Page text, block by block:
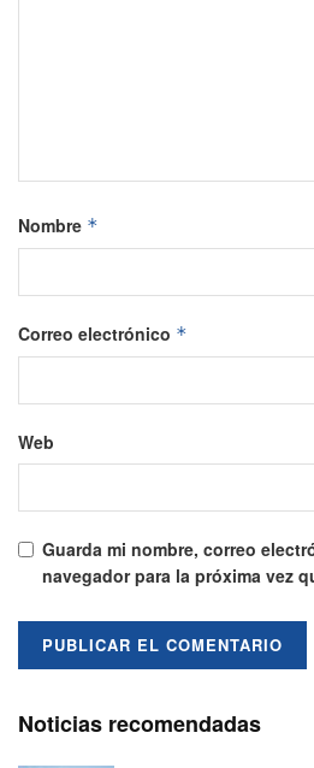
Nombre *
Correo electrónico *
Web
Guarda mi nombre, correo
navegador para la próxima vez
Noticias recomendadas